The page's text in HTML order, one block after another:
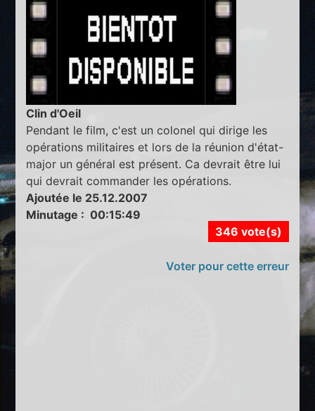
Clin d'Oeil
Pendant le film, c'est un colonel qui dirige les
opérations militaires et lors de la réunion d'état-
major un général est présent. Ca devrait être lui
qui devrait commander les opérations.
Ajoutée le 25.12.2007
Minutage : 00:15:49
346 vote(s)
Voter pour cette erreur